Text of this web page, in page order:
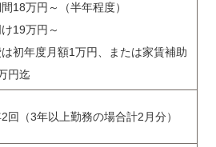
18万円～（半年程度）
19万円～
初年度月額1万円、または家賃補助
円迄
回（3年以上勤務の場合計2月分）